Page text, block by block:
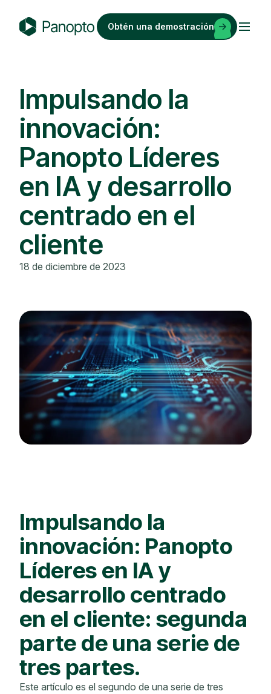
o
t
Obtén una demostración
Impulsando la
innovación:
Panopto Líderes
en IA y desarrollo
centrado en el
cliente
18 de diciembre de 2023
Impulsando la
innovación: Panopto
Líderes en IA y
desarrollo centrado
en el cliente: segunda
parte de una serie de
tres partes.
Este artículo es el segundo de una serie de tres